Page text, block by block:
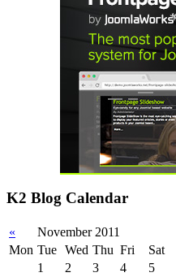
K2 Blog Calendar
« November 2011
Mon Tue Wed Thu Fri Sat
1
2 3 4 5